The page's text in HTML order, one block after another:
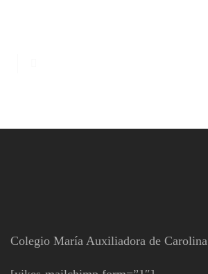
Colegio María Auxiliadora de Carolina